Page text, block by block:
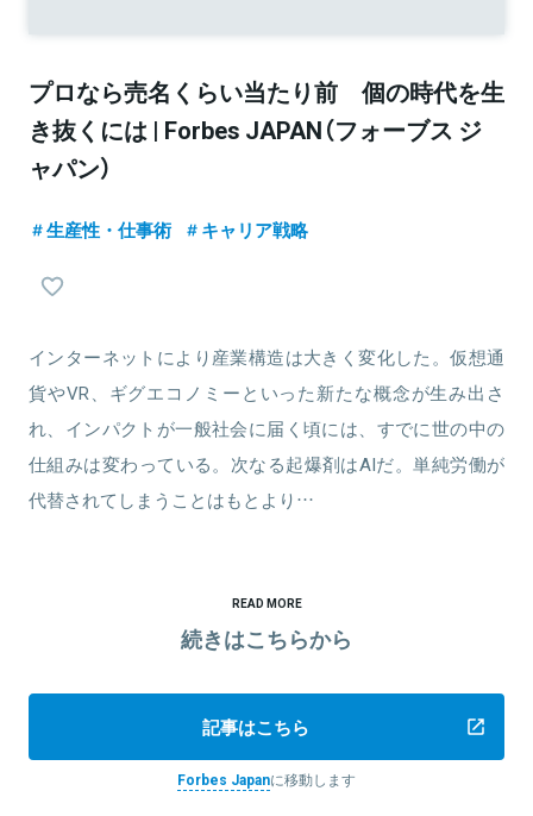
プロなら売名くらい当たり前 個の時代を生
き抜くには | Forbes JAPAN（フォーブス ジ
ャパン）
生産性・仕事術 キャリア戦略
インターネットにより産業構造は大きく変化した。仮想通
貨やVR、ギグエコノミーといった新たな概念が生み出さ
れ、インパクトが一般社会に届く頃には、すでに世の中の
仕組みは変わっている。次なる起爆剤はAIだ。単純労働が
代替されてしまうことはもとより…
READ MORE
続きはこちらから
記事はこちら
Forbes Japanに移動します